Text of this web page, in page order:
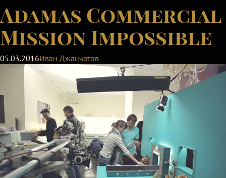
Adamas Commercial
Mission Impossible
05.03.2016Иван Джанчатов